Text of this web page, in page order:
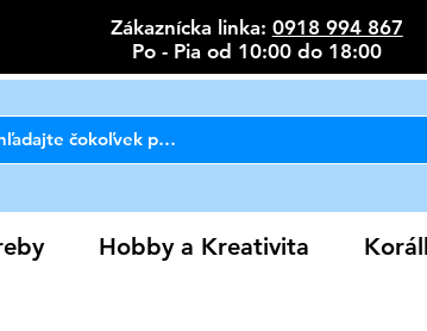
Zákaznícka linka: 0918 994 867
Po - Pia od 10:00 do 18:00
Hobby a Kreativita